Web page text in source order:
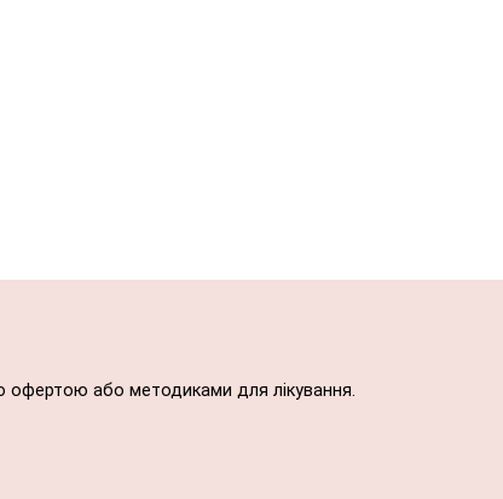
офертою або методиками для лікування.